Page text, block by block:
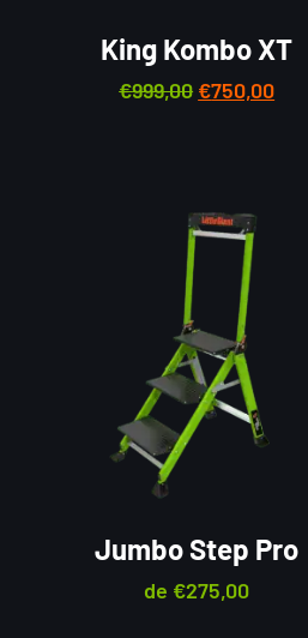
King Kombo XT
€999,00 €750,00
Jumbo Step Pro
de €275,00